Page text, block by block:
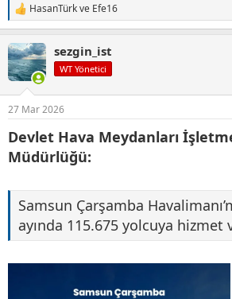
T
e
k
i
l
:
HasanTürkve Efe16
sezgin_ist
WT Yönetici
27 Mar 2026
Devlet Hava Meydanları
Müdürlüğü:
Samsun Çarşamba
ayında 115.675 yolcuya hizmet